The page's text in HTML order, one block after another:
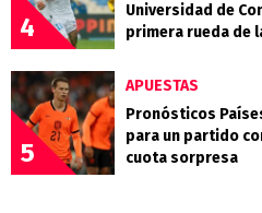
4
Universidad de
primera rueda de
5
APUESTAS
Pronósticos
para un partido
cuota sorpresa